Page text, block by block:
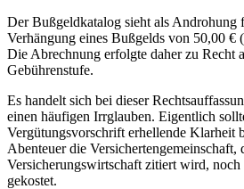
Der Bußgeldkatalog sieht als Androhung
Verhängung eines Bußgelds von 50,00
Die Abrechnung erfolgte daher zu Recht
Gebührenstufe.
Es handelt sich bei dieser
einen häufigen Irrglauben. Eigentlich
Vergütungsvorschrift erhellende Klarheit
Abenteuer die Versichertengemeinschaft,
Versicherungswirtschaft zitiert wird,
gekostet.